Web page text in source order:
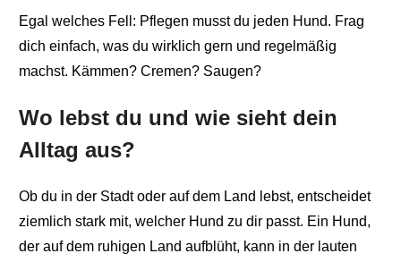
Egal welches Fell: Pflegen musst du jeden Hund. Frag
dich einfach, was du wirklich gern und regelmäßig
machst. Kämmen? Cremen? Saugen?
Wo lebst du und wie sieht dein
Alltag aus?
Ob du in der Stadt oder auf dem Land lebst, entscheidet
ziemlich stark mit, welcher Hund zu dir passt. Ein Hund,
der auf dem ruhigen Land aufblüht, kann in der lauten